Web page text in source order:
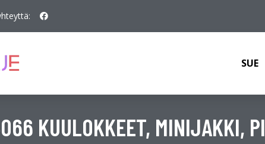
SUE
KUULOKKEET, MINIJAKKI,